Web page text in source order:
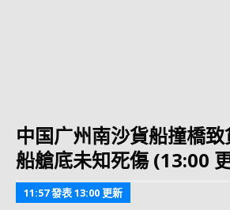
中国广州南沙貨船撞橋
船艙底未知死傷 (13:00
11:57 發表 13:00 更新